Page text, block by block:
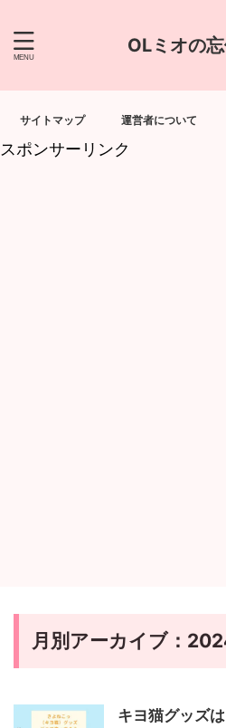
OLミオの忘
サイトマップ 運営者について
スポンサーリンク
月別アーカイブ：
キヨ猫グッズ